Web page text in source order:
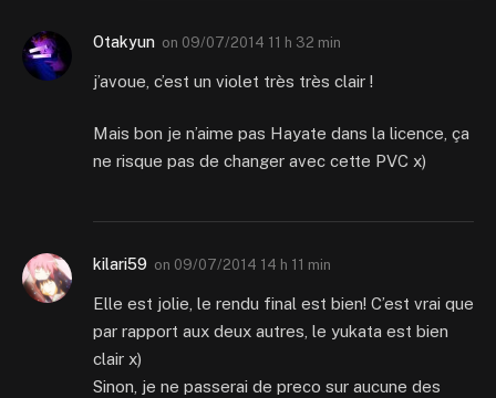
Otakyun on 09/07/2014 11 h 32 min
j’avoue, c’est un violet très très clair !
Mais bon je n’aime pas Hayate dans la licence, ça
ne risque pas de changer avec cette PVC x)
kilari59 on 09/07/2014 14 h 11 min
Elle est jolie, le rendu final est bien! C’est vrai que
par rapport aux deux autres, le yukata est bien
clair x)
Sinon, je ne passerai de preco sur aucune des